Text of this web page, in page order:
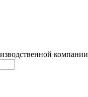
компании